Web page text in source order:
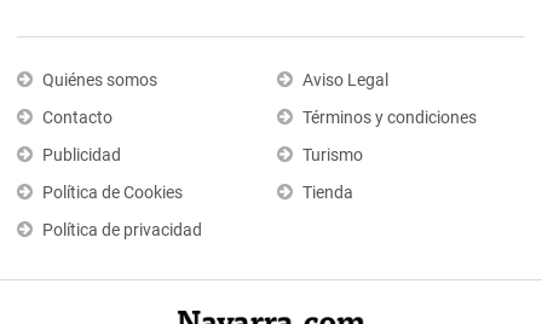
Quiénes somos
Contacto
Publicidad
Política de Cookies
Política de privacidad
Aviso Legal
Términos y condiciones
Turismo
Tienda